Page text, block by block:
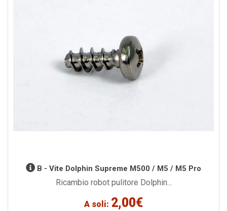
B - Vite Dolphin Supreme M500 / M5 / M5 Pro
Ricambio robot pulitore Dolphin...
A soli: 2,00€